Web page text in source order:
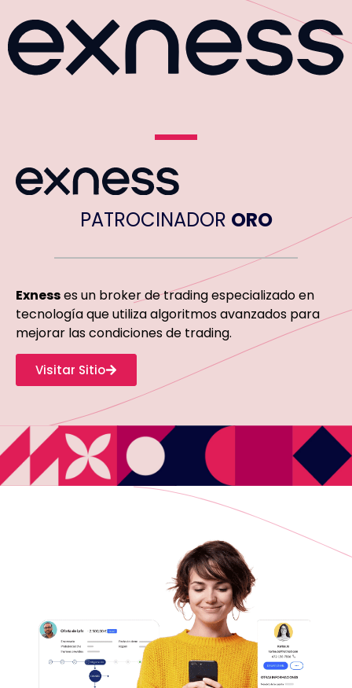
PATROCINADOR ORO
Exnesses un broker de trading especializado en
tecnología que utiliza algoritmos avanzados para
mejorar las condiciones de trading.
Visitar Sitio